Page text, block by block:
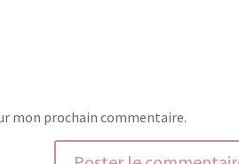
mon prochain commentaire.